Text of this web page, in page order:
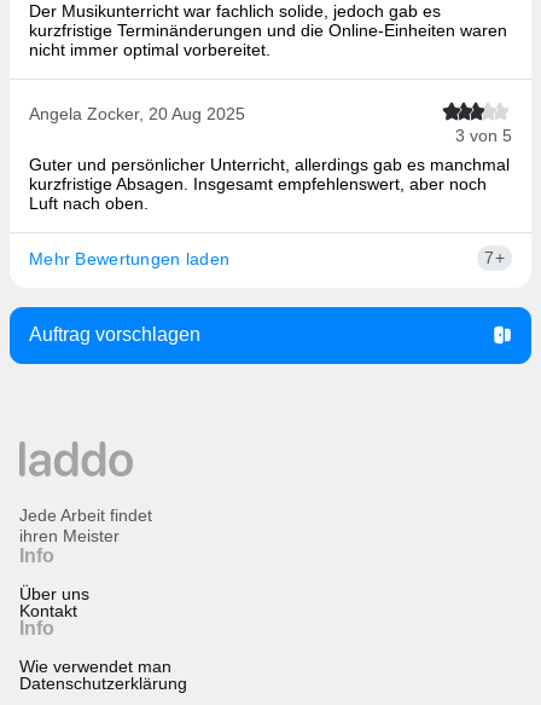
Der Musikunterricht war fachlich solide, jedoch gab es
kurzfristige Terminänderungen und die Online-Einheiten waren
nicht immer optimal vorbereitet.
Angela Zocker, 20 Aug 2025
3 von 5
Guter und persönlicher Unterricht, allerdings gab es manchmal
kurzfristige Absagen. Insgesamt empfehlenswert, aber noch
Luft nach oben.
Mehr Bewertungen laden 7+
Auftrag vorschlagen
Info
Über uns
Kontakt
Info
Wie verwendet man
Datenschutzerklärung
Jede Arbeit findet
ihren Meister